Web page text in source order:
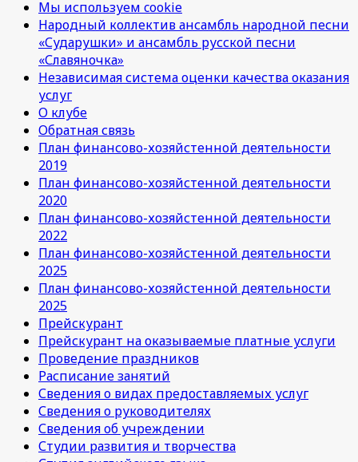
Мы используем cookie
Народный коллектив ансамбль народной песни
«Сударушки» и ансамбль русской песни
«Славяночка»
Независимая система оценки качества оказания
услуг
О клубе
Обратная связь
План финансово-хозяйстенной деятельности
2019
План финансово-хозяйстенной деятельности
2020
План финансово-хозяйстенной деятельности
2022
План финансово-хозяйстенной деятельности
2025
План финансово-хозяйстенной деятельности
2025
Прейскурант
Прейскурант на оказываемые платные услуги
Проведение праздников
Расписание занятий
Сведения о видах предоставляемых услуг
Сведения о руководителях
Сведения об учреждении
Студии развития и творчества